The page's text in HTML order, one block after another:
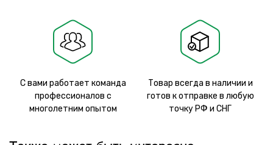
С вами работает команда
профессионалов с
многолетним опытом
Товар всегда в наличии и
готов к отправке в любую
точку РФ и СНГ